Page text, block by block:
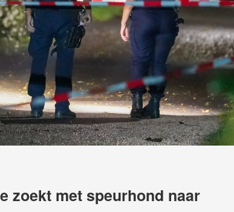
zoekt met speurhond naar